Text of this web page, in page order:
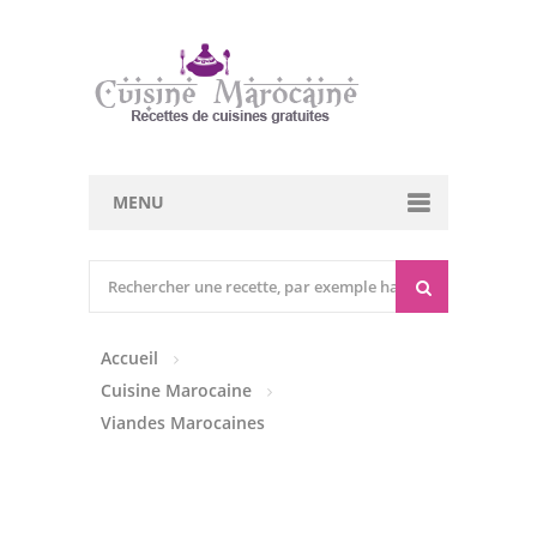
MENU
Entrées Froides
Tajines
Accueil
Cuisine Marocaine
Viandes Marocaines